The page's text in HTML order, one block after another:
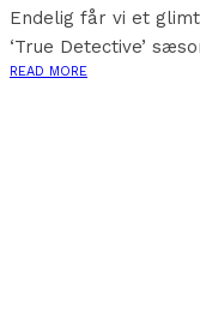
Endelig får vi et
‘True Detective’
READ MORE